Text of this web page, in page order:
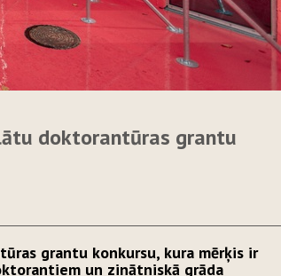
doktorantūras grantu
grantu konkursu, kura mērķis ir
un zinātniskā grāda